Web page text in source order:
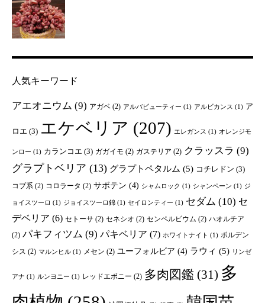
人気キーワード
アエオニウム (9) アガベ (2) アルバビューティー (1) アルビカンス (1) ア
ロエ (3) エケベリア (207) エレガンス (1) オレンジモ
ンロー (1) カランコエ (3) ガガイモ (2) ガステリア (2) クラッスラ (9)
グラプトベリア (13) グラプトペタルム (5) コチレドン (3)
コブ系 (2) コロラータ (2) サボテン (4) シャムロック (1) シャンペーン (1) ジ
ョイスツーロ (1) ジョイスツーロ錦 (1) セイロンティー (1) セダム (10) セ
デベリア (6) セトーサ (2) セネシオ (2) センペルビウム (2) ハオルチア
(2) パキフィツム (9) パキベリア (7) ホワイトナイト (1) ポルデン
シス (2) マルンヒル (1) メセン (2) ユーフォルビア (4) ラウィ (5) リンゼ
アナ (1) ルンヨニー (1) レッドエボニー (2) 多肉図鑑 (31) 多